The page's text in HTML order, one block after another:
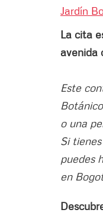
Jardín
La cita
avenida
Este
o una
Si
puedes
en